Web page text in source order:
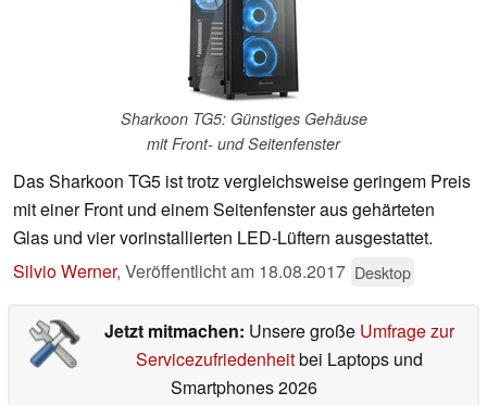
Sharkoon TG5: Günstiges Gehäuse
mit Front- und Seitenfenster
Das Sharkoon TG5 ist trotz vergleichsweise geringem Preis
mit einer Front und einem Seitenfenster aus gehärteten
Glas und vier vorinstallierten LED-Lüftern ausgestattet.
Silvio Werner, Veröffentlicht am 18.08.2017 Desktop
Jetzt mitmachen: Unsere große Umfrage zur
Servicezufriedenheitbei Laptops und
Smartphones 2026